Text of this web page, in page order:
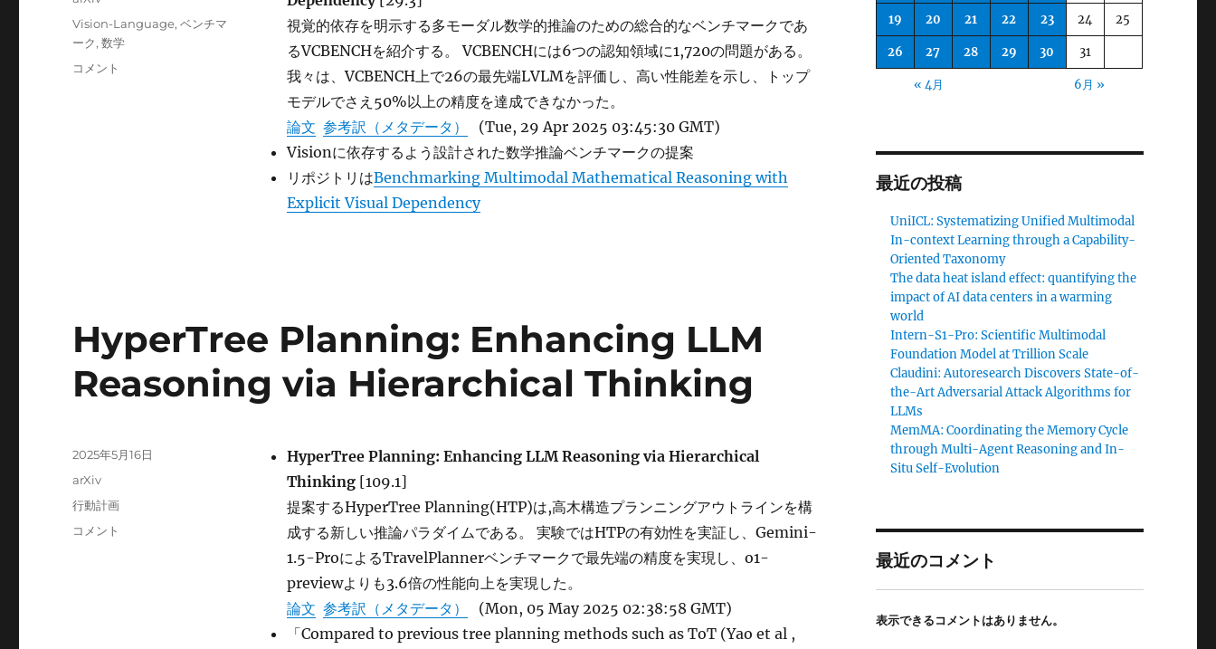
視覚的依存を明示する多モーダル数学的推論のための総合的なベンチマークであ
るVCBENCHを紹介する。 VCBENCHには6つの認知領域に1,720の問題がある。
我々は、VCBENCH上で26の最先端LVLMを評価し、高い性能差を示し、トップ
モデルでさえ50%以上の精度を達成できなかった。
論文 参考訳（メタデータ）
(Tue, 29 Apr 2025 03:45:30 GMT)
Visionに依存するよう設計された数学推論ベンチマークの提案
リポジトリはBenchmarking Multimodal Mathematical Reasoning with
Explicit Visual Dependency
テ
ー
タ
グ
Vision-Language,ベンチマ
ーク,数学
Benchmarking
コメント
HyperTree Planning: Enhancing LLM
Reasoning via Hierarchical Thinking
HyperTree Planning: Enhancing LLM Reasoning via Hierarchical
Thinking [109.1]
提案するHyperTree Planning(HTP)は,高木構造プランニングアウトラインを構
成する新しい推論パラダイムである。 実験ではHTPの有効性を実証し、Gemini-
1.5-ProによるTravelPlannerベンチマークで最先端の精度を実現し、o1-
previewよりも3.6倍の性能向上を実現した。
論文 参考訳（メタデータ）
(Mon, 05 May 2025 02:38:58 GMT)
「Compared to previous tree planning methods such as ToT (Yao et al ,
投
2025年5月16日
カ
テ
リ
arXiv
タ
行動計画
HyperTree
コメント
19 20 21 22 23 24 25
26 27 28 29 30 31
« 4月 6月 »
最近の投稿
UniICL: Systematizing Unified Multimodal
In-context Learning through a Capability-
Oriented Taxonomy
The data heat island effect: quantifying the
impact of AI data centers in a warming
world
Intern-S1-Pro: Scientific Multimodal
Foundation Model at Trillion Scale
Claudini: Autoresearch Discovers State-of-
the-Art Adversarial Attack Algorithms for
LLMs
MemMA: Coordinating the Memory Cycle
through Multi-Agent Reasoning and In-
Situ Self-Evolution
最近のコメント
表示できるコメントはありません。